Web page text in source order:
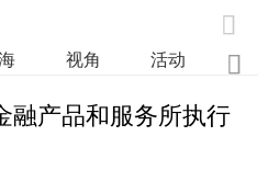

视角 活动 业

融产品和服务所执行